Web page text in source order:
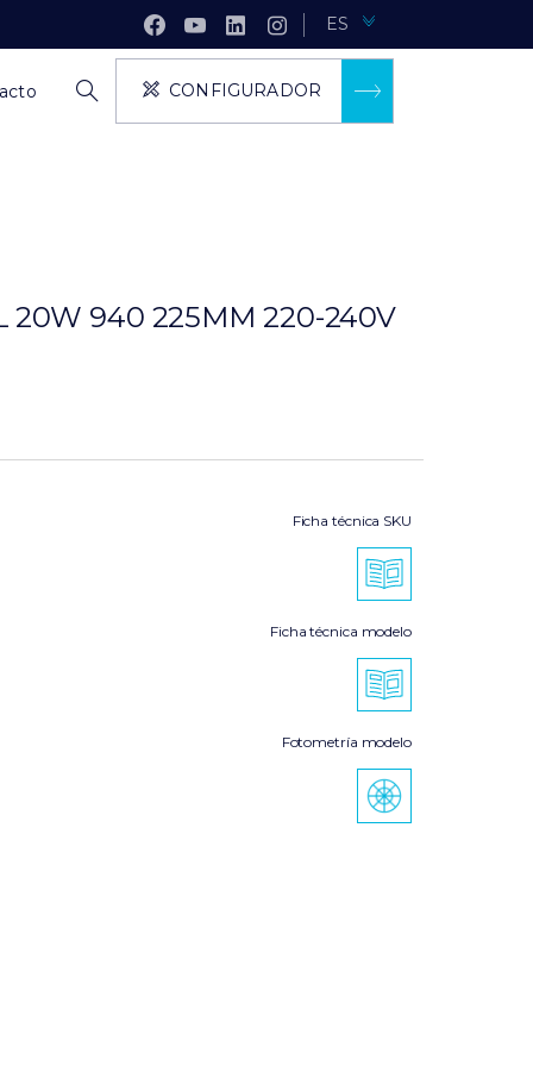
ES
CONFIGURADOR
20W 940 225MM 220-240V
Ficha técnica SKU
Ficha técnica modelo
Fotometría modelo